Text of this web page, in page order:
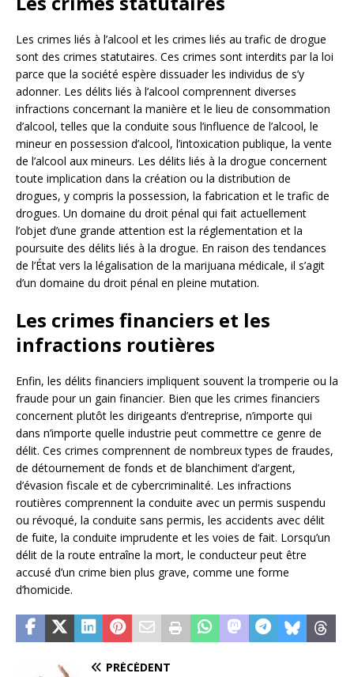
Les crimes liés à l’alcool et les crimes liés au trafic de drogue
sont des crimes statutaires. Ces crimes sont interdits par la loi
parce que la société espère dissuader les individus de s’y
adonner. Les délits liés à l’alcool comprennent diverses
infractions concernant la manière et le lieu de consommation
d’alcool, telles que la conduite sous l’influence de l’alcool, le
mineur en possession d’alcool, l’intoxication publique, la vente
de l’alcool aux mineurs. Les délits liés à la drogue concernent
toute implication dans la création ou la distribution de
drogues, y compris la possession, la fabrication et le trafic de
drogues. Un domaine du droit pénal qui fait actuellement
l’objet d’une grande attention est la réglementation et la
poursuite des délits liés à la drogue. En raison des tendances
de l’État vers la légalisation de la marijuana médicale, il s’agit
d’un domaine du droit pénal en pleine mutation.
Les crimes financiers et les
infractions routières
Enfin, les délits financiers impliquent souvent la tromperie ou la
fraude pour un gain financier. Bien que les crimes financiers
concernent plutôt les dirigeants d’entreprise, n’importe qui
dans n’importe quelle industrie peut commettre ce genre de
délit. Ces crimes comprennent de nombreux types de fraudes,
de détournement de fonds et de blanchiment d’argent,
d’évasion fiscale et de cybercriminalité. Les infractions
routières comprennent la conduite avec un permis suspendu
ou révoqué, la conduite sans permis, les accidents avec délit
de fuite, la conduite imprudente et les voies de fait. Lorsqu’un
délit de la route entraîne la mort, le conducteur peut être
accusé d’un crime bien plus grave, comme une forme
d’homicide.
PRÉCÉDENT